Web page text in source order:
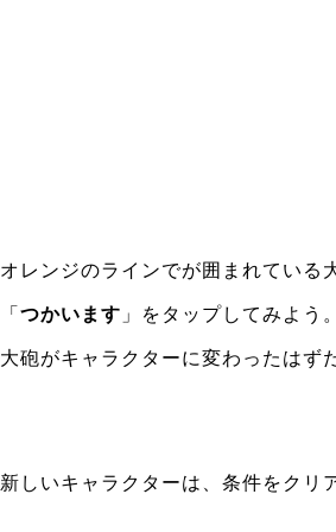
オレンジのラインでが囲まれている
「 つかいます 」をタップしてみよう。
大砲がキャラクターに変わったはず
新しいキャラクターは、条件をクリ